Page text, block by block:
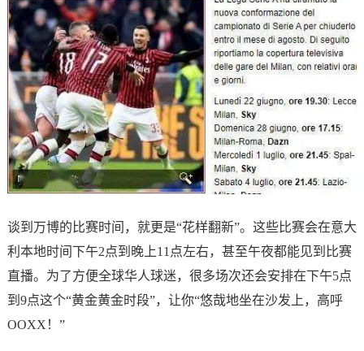
谈到万博的比赛时间，就更是“花样翻新”。这些比赛会在意大
利本地时间下午2点到晚上11点左右，甚至午夜都能见到比赛
直播。为了方便全球华人球迷，很多场次还会安排在下午5点
到9点这个“黄金黄金时段”，让你“悠哉地坐在沙发上，高呼
OOXX！”